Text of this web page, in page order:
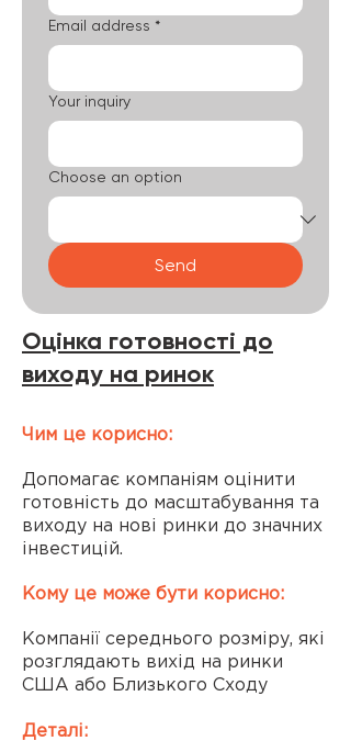
Email address *
Your inquiry
Choose an option
Send
Оцінка готовності до
виходу на ринок
Чим це корисно:
Допомагає компаніям оцінити
готовність до масштабування та
виходу на нові ринки до значних
інвестицій.
Кому це може бути корисно:
Компанії середнього розміру, які
розглядають вихід на ринки
США або Близького Сходу
Деталі: